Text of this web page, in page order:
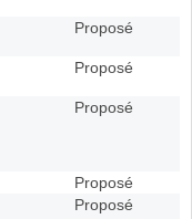
Proposé
Proposé
Proposé
Proposé
Proposé